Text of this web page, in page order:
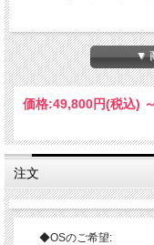
HP ProDesk 400 G6
メモリ
▼
価格:49,800円(税込) ～
注文
◆OSのご希望: